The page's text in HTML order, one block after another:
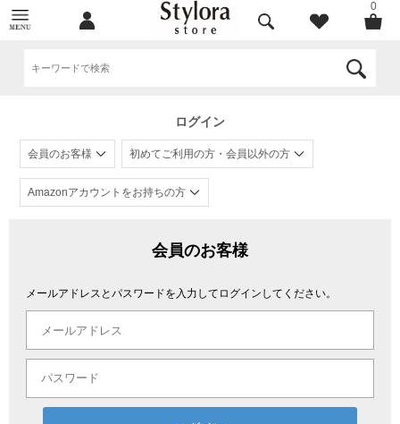
0
ログイン
会員のお客様 初めてご利用の方・会員以外の方
Amazonアカウントをお持ちの方
会員のお客様
メールアドレスとパスワードを入力してログインしてください。